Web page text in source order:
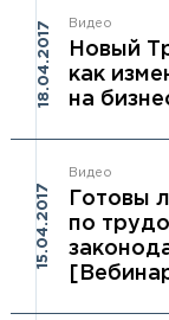
18.04.2017 Видео
Новый
как
на
15.04.2017
Видео
Готовы
по